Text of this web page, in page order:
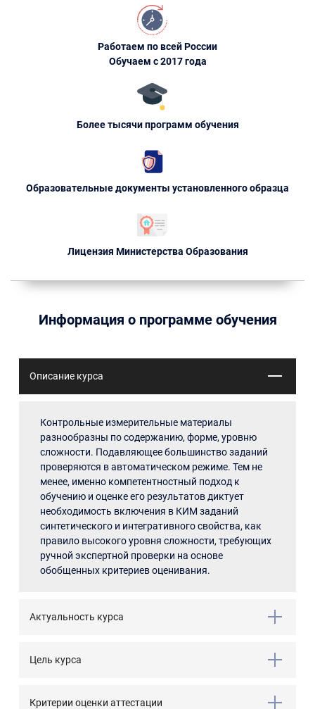
Работаем по всей России
Обучаем с 2017 года
Более тысячи программ обучения
Образовательные документы установленного образца
Лицензия Министерства Образования
Информация о программе обучения
Описание курса
Контрольные измерительные материалы
разнообразны по содержанию, форме, уровню
сложности. Подавляющее большинство заданий
проверяются в автоматическом режиме. Тем не
менее, именно компетентностный подход к
обучению и оценке его результатов диктует
необходимость включения в КИМ заданий
синтетического и интегративного свойства, как
правило высокого уровня сложности, требующих
ручной экспертной проверки на основе
обобщенных критериев оценивания.
Актуальность курса
Цель курса
Критерии оценки аттестации